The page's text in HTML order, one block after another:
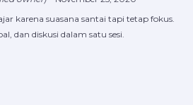
karena suasana santai tapi tetap fokus.
dan diskusi dalam satu sesi.